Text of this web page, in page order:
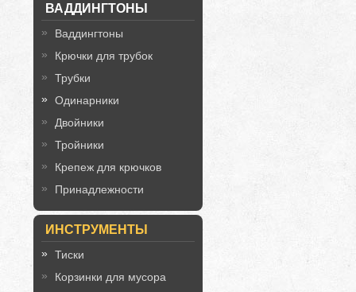
ВАДДИНГТОНЫ
Ваддингтоны
Крючки для трубок
Трубки
Одинарники
Двойники
Тройники
Крепеж для крючков
Принадлежности
ИНСТРУМЕНТЫ
Тиски
Корзинки для мусора